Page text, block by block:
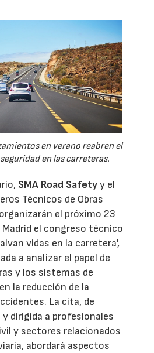
en verano reabren el
en las carreteras.
SMA Road Safetyy el
Técnicos de Obras
el próximo 23
el congreso técnico
vidas en la carretera',
a analizar el papel de
y los sistemas de
la reducción de la
La cita, de
dirigida a profesionales
y sectores relacionados
abordará aspectos